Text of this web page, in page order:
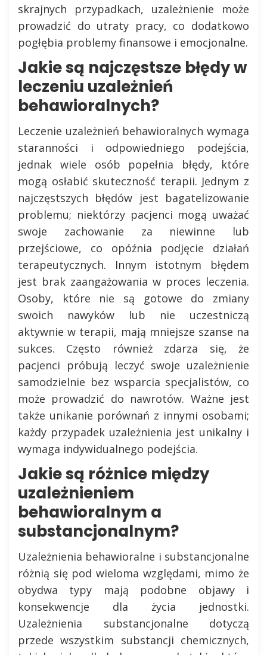
skrajnych przypadkach, uzależnienie może
prowadzić do utraty pracy, co dodatkowo
pogłębia problemy finansowe i emocjonalne.
Jakie są najczęstsze błędy w
leczeniu uzależnień
behawioralnych?
Leczenie uzależnień behawioralnych wymaga
staranności i odpowiedniego podejścia,
jednak wiele osób popełnia błędy, które
mogą osłabić skuteczność terapii. Jednym z
najczęstszych błędów jest bagatelizowanie
problemu; niektórzy pacjenci mogą uważać
swoje zachowanie za niewinne lub
przejściowe, co opóźnia podjęcie działań
terapeutycznych. Innym istotnym błędem
jest brak zaangażowania w proces leczenia.
Osoby, które nie są gotowe do zmiany
swoich nawyków lub nie uczestniczą
aktywnie w terapii, mają mniejsze szanse na
sukces. Często również zdarza się, że
pacjenci próbują leczyć swoje uzależnienie
samodzielnie bez wsparcia specjalistów, co
może prowadzić do nawrotów. Ważne jest
także unikanie porównań z innymi osobami;
każdy przypadek uzależnienia jest unikalny i
wymaga indywidualnego podejścia.
Jakie są różnice między
uzależnieniem
behawioralnym a
substancjonalnym?
Uzależnienia behawioralne i substancjonalne
różnią się pod wieloma względami, mimo że
obydwa typy mają podobne objawy i
konsekwencje dla życia jednostki.
Uzależnienia substancjonalne dotyczą
przede wszystkim substancji chemicznych,